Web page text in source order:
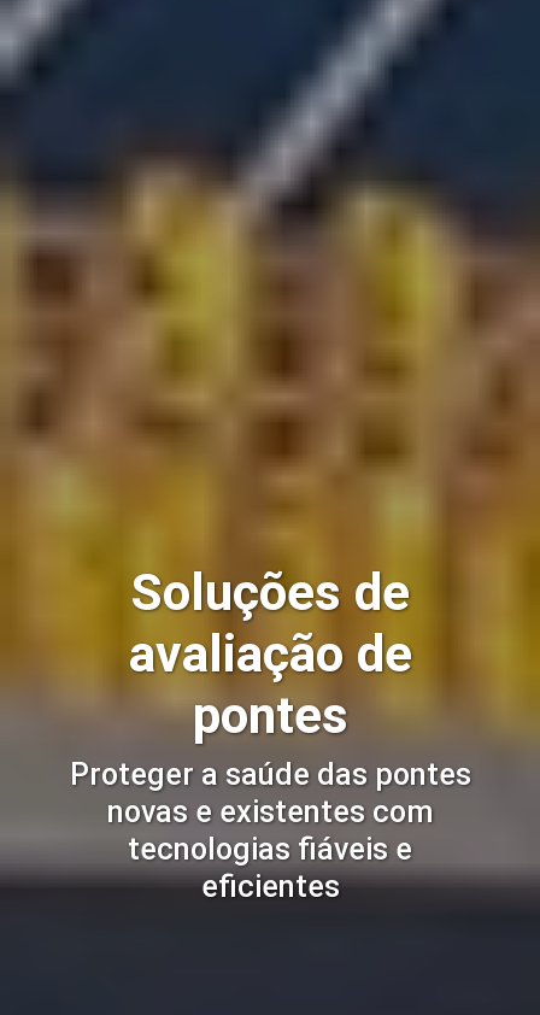
Soluções de
avaliação de
pontes
Proteger a saúde das pontes
novas e existentes com
tecnologias fiáveis e
eficientes